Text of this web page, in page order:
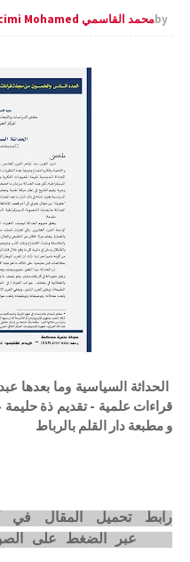
byمحمد القاسمي Al kacimi Mohamed
قراءات علمية - تقديم ذة
و مطبعة دار القلم بالرباط
رابط تحميل المقال في